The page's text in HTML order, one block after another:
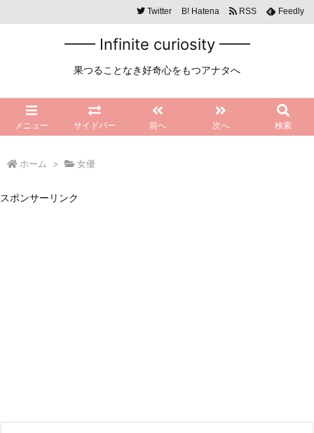
━━ Infinite curiosity ━━
果つることなき好奇心をもつアナタへ
メニュー サイドバー 前へ 次へ 検索
Twitter B! Hatena RSS Feedly
ホーム > 女優
スポンサーリンク